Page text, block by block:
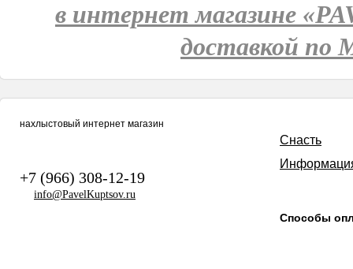
в интернет магазине
доставкой по
нахлыстовый интернет магазин
+7 (966) 308-12-19
info@PavelKuptsov.ru
Снасть
Способы